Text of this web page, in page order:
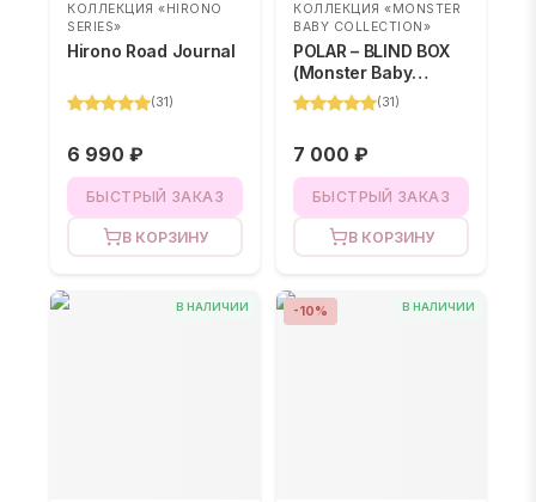
КОЛЛЕКЦИЯ «HIRONO
SERIES»
Hirono Road Journal
(31 )
6 990 ₽
БЫСТРЫЙ ЗАКАЗ
В КОРЗИНУ
КОЛЛЕКЦИЯ «MONSTER
BABY COLLECTION»
POLAR – BLIND BOX
(Monster Baby
Collection)(31 )
7 000 ₽
БЫСТРЫЙ ЗАКАЗ
В КОРЗИНУ
В НАЛИЧИИ В НАЛИЧИИ
-10%